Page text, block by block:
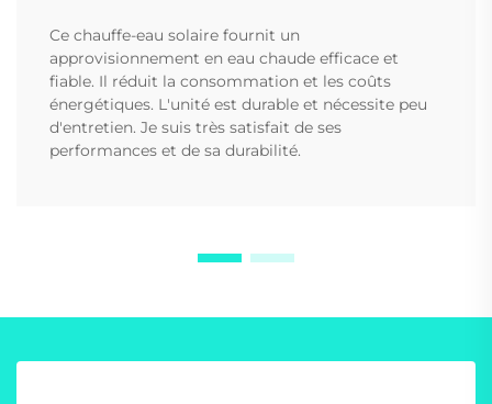
Ce chauffe-eau solaire fournit un
approvisionnement en eau chaude efficace et
fiable. Il réduit la consommation et les coûts
énergétiques. L'unité est durable et nécessite peu
d'entretien. Je suis très satisfait de ses
performances et de sa durabilité.